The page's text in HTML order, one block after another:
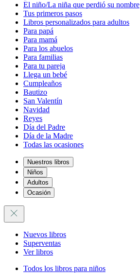
El niño/La niña que perdió su nombre
Tus primeros pasos
Libros personalizados para adultos
Para papá
Para mamá
Para los abuelos
Para familias
Para tu pareja
Llega un bebé
Cumpleaños
Bautizo
San Valentín
Navidad
Reyes
Día del Padre
Día de la Madre
Todas las ocasiones
Nuestros libros
Niños
Adultos
Ocasión
Nuevos libros
Superventas
Ver libros
Todos los libros para niños